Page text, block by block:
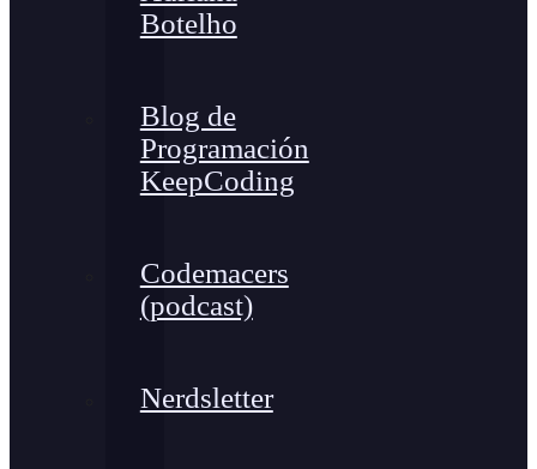
Botelho
Blog de
Programación
KeepCoding
Codemacers
(podcast)
Nerdsletter